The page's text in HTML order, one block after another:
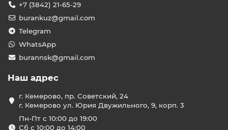
+7 (3842) 21-65-29
burankuz@gmail.com
Telegram
WhatsApp
burannsk@gmail.com
Наш адрес
г. Кемерово, пр. Советский, 24
г. Кемерово ул. Юрия Двужильного, 9, корп. 3
Пн-Пт с 10:00 до 19:00
Сб с 10:00 до 14:00